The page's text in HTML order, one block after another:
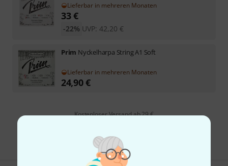
Lieferbar in mehreren Monaten
33€
UVP: 42,20 €
-22%
Prim Nyckelharpa String A1 Soft
Lieferbar in mehreren Monaten
24,90€
Kostenloser Versand ab 29 €